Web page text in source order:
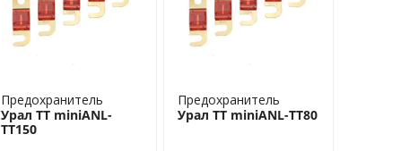
Предохранитель
Урал ТТ miniANL-
ТТ150
Предохранитель
Урал ТТ miniANL-ТТ80